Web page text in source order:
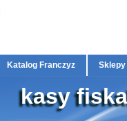
Katalog Franczyz
kasy